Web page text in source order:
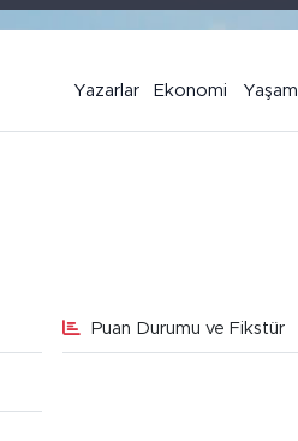
Yazarlar Ekonomi Yaşam
Puan Durumu ve Fikstür